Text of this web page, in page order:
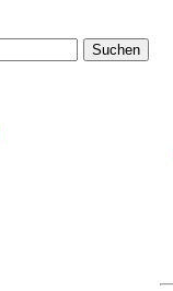
Suchen